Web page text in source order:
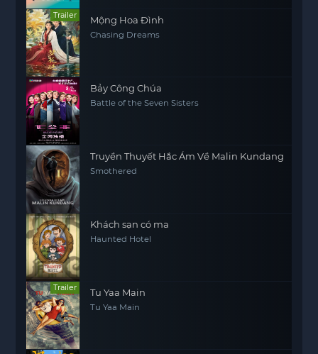
Trailer Mộng Hoa Đình
Chasing Dreams
Bảy Công Chúa
Battle of the Seven Sisters
Truyền Thuyết Hắc Ám Về Malin Kundang
Smothered
Khách sạn có ma
Haunted Hotel
Trailer Tu Yaa Main
Tu Yaa Main